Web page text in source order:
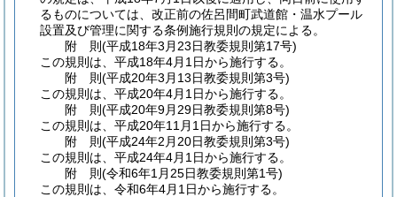
るものについては、改正前の佐呂間町武道館・温水プール
設置及び管理に関する条例施行規則の規定による。
附 則(平成18年3月23日教委規則第17号)
この規則は、平成18年4月1日から施行する。
附 則(平成20年3月13日教委規則第3号)
この規則は、平成20年4月1日から施行する。
附 則(平成20年9月29日教委規則第8号)
この規則は、平成20年11月1日から施行する。
附 則(平成24年2月20日教委規則第3号)
この規則は、平成24年4月1日から施行する。
附 則(令和6年1月25日教委規則第1号)
この規則は、令和6年4月1日から施行する。